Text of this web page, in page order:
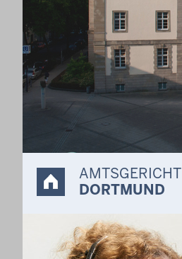
AMTSGERICHT
DORTMUND